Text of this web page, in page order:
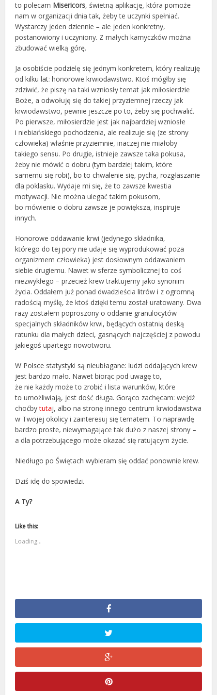
to polecam Misericors, świetną aplikację, która pomoże
nam w organizacji dnia tak, żeby te uczynki spełniać.
Wystarczy jeden dziennie – ale jeden konkretny,
postanowiony i uczyniony. Z małych kamyczków można
zbudować wielką górę.
Ja osobiście podzielę się jednym konkretem, który realizuję
od kilku lat: honorowe krwiodawstwo. Ktoś mógłby się
zdziwić, że piszę na taki wzniosły temat jak miłosierdzie
Boże, a odwołuję się do takiej przyziemnej rzeczy jak
krwiodawstwo, pewnie jeszcze po to, żeby się pochwalić.
Po pierwsze, miłosierdzie jest jak najbardziej wzniosłe
i niebiańskiego pochodzenia, ale realizuje się (ze strony
człowieka) właśnie przyziemnie, inaczej nie miałoby
takiego sensu. Po drugie, istnieje zawsze taka pokusa,
żeby nie mówić o dobru (tym bardziej takim, które
samemu się robi), bo to chwalenie się, pycha, rozgłaszanie
dla poklasku. Wydaje mi się, że to zawsze kwestia
motywacji. Nie można ulegać takim pokusom,
bo mówienie o dobru zawsze je powiększa, inspiruje
innych.
Honorowe oddawanie krwi (jedynego składnika,
którego do tej pory nie udaje się wyprodukować poza
organizmem człowieka) jest dosłownym oddawaniem
siebie drugiemu. Nawet w sferze symbolicznej to coś
niezwykłego – przecież krew traktujemy jako synonim
życia. Oddałem już ponad dwadzieścia litrów i z ogromną
radością myślę, że ktoś dzięki temu został uratowany. Dwa
razy zostałem poproszony o oddanie granulocytów –
specjalnych składników krwi, będących ostatnią deską
ratunku dla małych dzieci, gasnących najczęściej z powodu
jakiegoś upartego nowotworu.
W Polsce statystyki są nieubłagane: ludzi oddających krew
jest bardzo mało. Nawet biorąc pod uwagę to,
że nie każdy może to zrobić i lista warunków, które
to umożliwiają, jest dość długa. Gorąco zachęcam: wejdź
choćbytutaj, albo na stronę innego centrum krwiodawstwa
w Twojej okolicy i zainteresuj się tematem. To naprawdę
bardzo proste, niewymagające tak dużo z naszej strony –
a dla potrzebującego może okazać się ratującym życie.
Niedługo po Świętach wybieram się oddać ponownie krew.
Dziś idę do spowiedzi.
A Ty?
Like this:
Loading...